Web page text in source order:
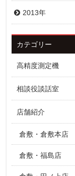
2013年
カテゴリー
高精度測定機
相談役談話室
店舗紹介
倉敷・倉敷本店
倉敷・福島店